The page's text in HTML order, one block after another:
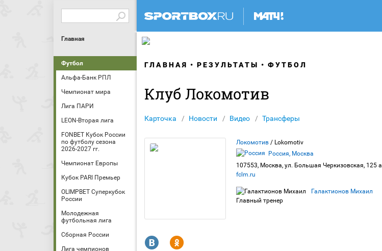
Главная
Футбол
Альфа-Банк РПЛ
Чемпионат мира
Лига ПАРИ
LEON-Вторая лига
FONBET Кубок России
по футболу сезона
2026-2027 гг.
Чемпионат Европы
Кубок PARI Премьер
OLIMPBET Суперкубок
России
Молодежная
футбольная лига
Сборная России
Лига чемпионов
ГЛАВНАЯ РЕЗУЛЬТАТЫ ФУТБОЛ
Клуб Локомотив
Карточка Новости Видео Трансферы
Локомотив / Lokomotiv
Россия, Москва
107553, Москва, ул. Большая Черкизовская, 125 а
fclm.ru
Галактионов Михаил
Главный тренер
R Y